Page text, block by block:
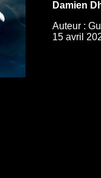
Damien
Auteur :
15 avril